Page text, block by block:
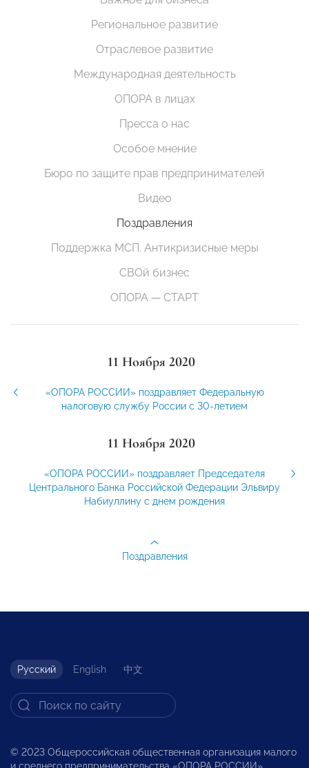
Региональное развитие
Отраслевое развитие
Международная деятельность
ОПОРА в лицах
Пресса о нас
Особое мнение
Бюро по защите прав предпринимателей
Видео
Поздравления
Поддержка МСП. Антикризисные меры
СВОй бизнес
ОПОРА — СТАРТ
11 Ноября 2020
«ОПОРА РОССИИ» поздравляет Федеральную
налоговую службу России с 30-летием
11 Ноября 2020
«ОПОРА РОССИИ» поздравляет Председателя
Центрального Банка Российской Федерации Эльвиру
Набиуллину с днем рождения
Поздравления
Русский English 中文
© 2023 Общероссийская общественная организация малого